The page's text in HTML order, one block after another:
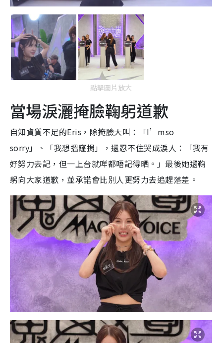
點擊圖片放大
當場淚灑掩臉鞠躬道歉
自知資質不足的Eris，除掩臉大叫：「I’mso
sorry」、「我想搵窿捐」，還忍不住哭成淚人：「我有
好努力去記，但一上台就咩都唔記得晒。」最後她還鞠
躬向大家道歉，並承諾會比別人更努力去追趕落差。